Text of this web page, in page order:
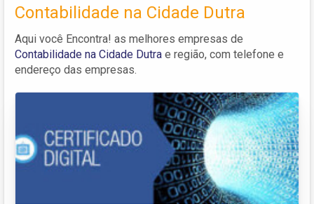
Contabilidade na Cidade Dutra
Aqui você Encontra! as melhores empresas de
Contabilidade na Cidade Dutra e região, com telefone e
endereço das empresas.